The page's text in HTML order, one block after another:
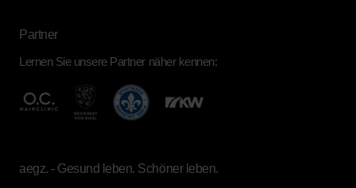
Partner
Lernen Sie unsere Partner näher kennen:
aegz. - Gesund leben. Schöner leben.